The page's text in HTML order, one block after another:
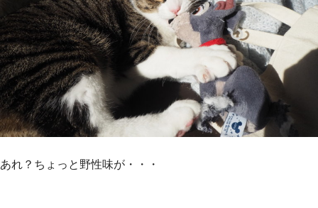
あれ？ちょっと野性味が・・・